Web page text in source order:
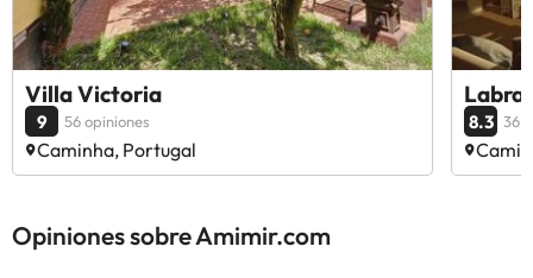
Villa Victoria
9 56 opiniones
Caminha, Portugal
8.3 36
Opiniones sobre Amimir.com